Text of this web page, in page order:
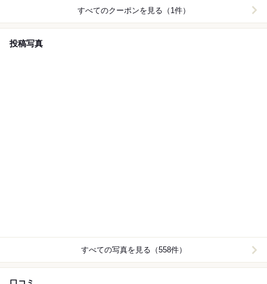
すべてのクーポンを見る（1件）
投稿写真
すべての写真を見る（558件）